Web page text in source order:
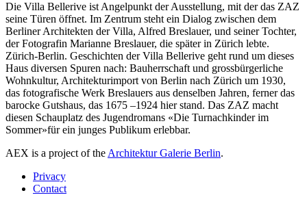
Die Villa Bellerive ist Angelpunkt der Ausstellung, mit der das ZAZ
seine Türen öffnet. Im Zentrum steht ein Dialog zwischen dem
Berliner Architekten der Villa, Alfred Breslauer, und seiner Tochter,
der Fotografin Marianne Breslauer, die später in Zürich lebte.
Zürich-Berlin. Geschichten der Villa Bellerive geht rund um dieses
Haus diversen Spuren nach: Bauherrschaft und grossbürgerliche
Wohnkultur, Architekturimport von Berlin nach Zürich um 1930,
das fotografische Werk Breslauers aus denselben Jahren, ferner das
barocke Gutshaus, das 1675 –1924 hier stand. Das ZAZ macht
diesen Schauplatz des Jugendromans «Die Turnachkinder im
Sommer»für ein junges Publikum erlebbar.
AEX is a project of the Architektur Galerie Berlin.
Privacy
Contact